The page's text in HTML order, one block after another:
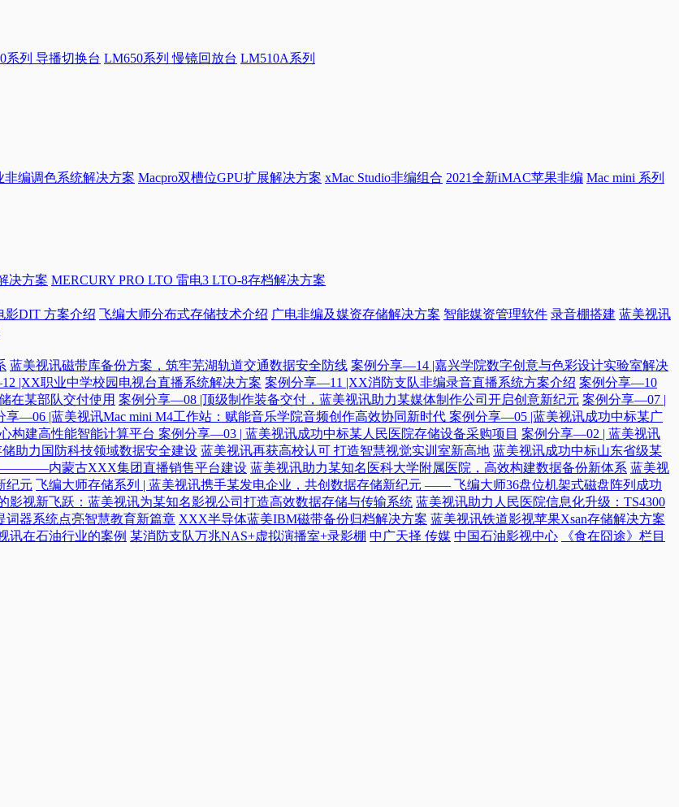
系列 导播切换台 LM650系列 慢镜回放台 LM510A系列
非编调色系统解决方案 Macpro双槽位GPU扩展解决方案 xMac Studio非编组合 2021全新iMAC苹果非编 Mac mini 系列
决方案 MERCURY PRO LTO 雷电3 LTO-8存档解决方案
影DIT 方案介绍 飞编大师分布式存储技术介绍 广电非编及媒资存储解决方案 智能媒资管理软件 录音棚搭建 蓝美视讯
蓝美视讯磁带库备份方案，筑牢芜湖轨道交通数据安全防线 案例分享—14 |嘉兴学院数字创意与色彩设计实验室解决
|XX职业中学校园电视台直播系统解决方案 案例分享—11 |XX消防支队非编录音直播系统方案介绍 案例分享—10
在某部队交付使用 案例分享—08 |顶级制作装备交付，蓝美视讯助力某媒体制作公司开启创意新纪元 案例分享—07 |
享—06 |蓝美视讯Mac mini M4工作站：赋能音乐学院音频创作高效协同新时代​ 案例分享—05 |蓝美视讯成功中标某广
构建高性能智能计算平台​ 案例分享—03 | 蓝美视讯成功中标某人民医院存储设备采购项目 案例分享—02 | 蓝美视讯
助力国防科技领域数据安全建设 蓝美视讯再获高校认可 打造智慧视觉实训室新高地 蓝美视讯成功中标山东省级某
————内蒙古XXX集团直播销售平台建设 蓝美视讯助力某知名医科大学附属医院，高效构建数据备份新体系 蓝美视
纪元 飞编大师存储系列 | 蓝美视讯携手某发电企业，共创数据存储新纪元 —— 飞编大师36盘位机架式磁盘阵列成功
影视新飞跃：蓝美视讯为某知名影视公司打造高效数据存储与传输系统 蓝美视讯助力人民医院信息化升级：TS4300
词器系统点亮智慧教育新篇章 XXX半导体蓝美IBM磁带备份归档解决方案 蓝美视讯铁道影视苹果Xsan存储解决方案
讯在石油行业的案例 某消防支队万兆NAS+虚拟演播室+录影棚 中广天择 传媒 中国石油影视中心
《食在囧途》栏目